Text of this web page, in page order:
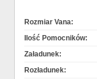
Rozmiar Vana:
Ilość Pomocników:
Załadunek:
Rozładunek: